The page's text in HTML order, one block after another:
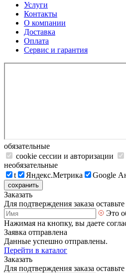
Услуги
Контакты
О компании
Доставка
Оплата
Сервис и гарантия
обязательные
cookie сессии и авторизации
необязательные
t
Яндекс.Метрика Google
сохранить
Заказать
Для подтверждения заказа
Это
Нажимая на кнопку, вы даете
Заявка отправлена
Данные успешно отправлены.
Перейти в каталог
Заказать
Для подтверждения заказа